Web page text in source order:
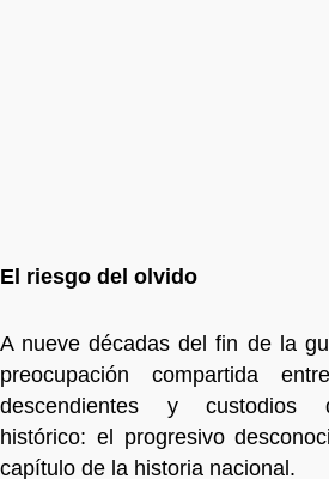
El riesgo del olvido
A nueve décadas del fin de la
preocupación compartida
descendientes y custodios
histórico: el progresivo
capítulo de la historia nacional.